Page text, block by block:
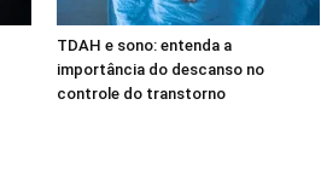
TDAH e sono: entenda a
importância do descanso no
controle do transtorno